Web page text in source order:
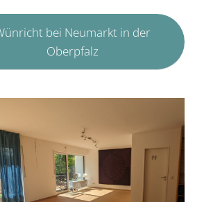
bei Neumarkt in der
Oberpfalz